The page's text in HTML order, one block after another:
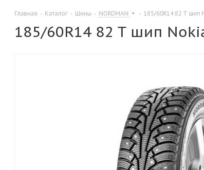
Главная - Каталог - Шины - NORDMAN - 185/60R14 82 T шип
185/60R14 82 T шип